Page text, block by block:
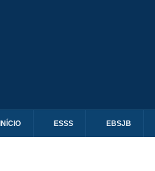
INÍCIO ESSS EBSJB